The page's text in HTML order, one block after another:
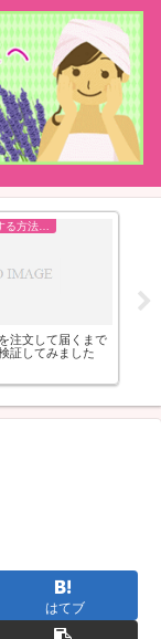
まつげを長くする方法まとめ
注文して届くまで
証してみました
はてブ